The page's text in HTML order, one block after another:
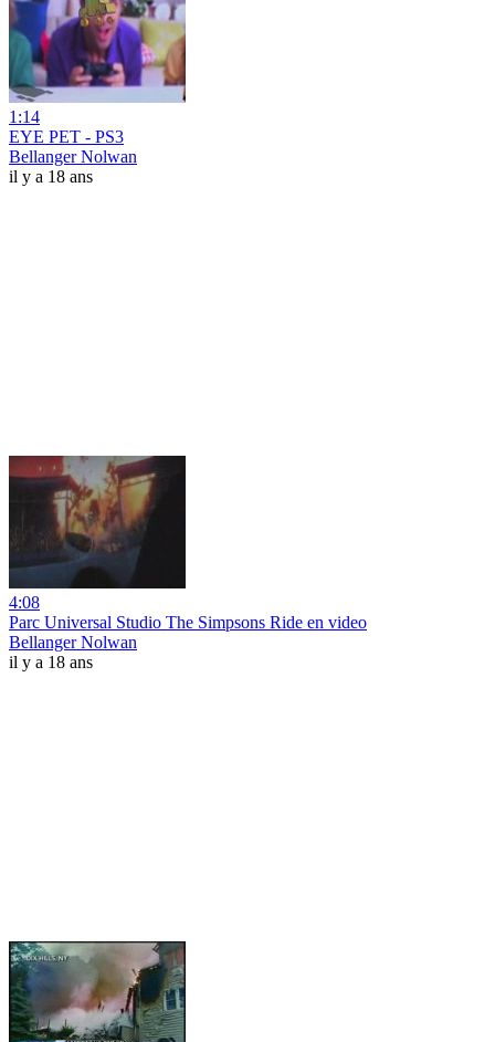
1:14
EYE PET - PS3
Bellanger Nolwan
il y a 18 ans
4:08
Parc Universal Studio The Simpsons Ride en video
Bellanger Nolwan
il y a 18 ans